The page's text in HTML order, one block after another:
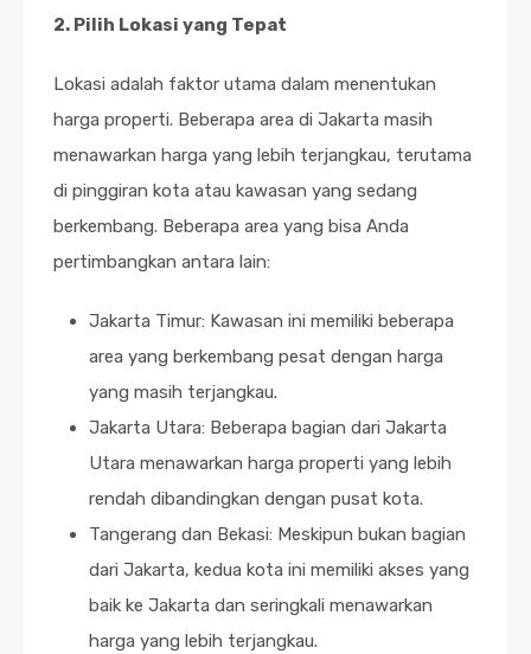
2. Pilih Lokasi yang Tepat
Lokasi adalah faktor utama dalam menentukan
harga properti. Beberapa area di Jakarta masih
menawarkan harga yang lebih terjangkau, terutama
di pinggiran kota atau kawasan yang sedang
berkembang. Beberapa area yang bisa Anda
pertimbangkan antara lain:
Jakarta Timur: Kawasan ini memiliki beberapa
area yang berkembang pesat dengan harga
yang masih terjangkau.
Jakarta Utara: Beberapa bagian dari Jakarta
Utara menawarkan harga properti yang lebih
rendah dibandingkan dengan pusat kota.
Tangerang dan Bekasi: Meskipun bukan bagian
dari Jakarta, kedua kota ini memiliki akses yang
baik ke Jakarta dan seringkali menawarkan
harga yang lebih terjangkau.